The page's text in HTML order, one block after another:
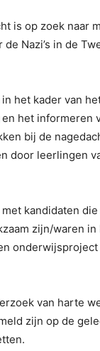
is op zoek naar
Nazi’s in de
het kader van
het informeren
bij de
door leerlingen
kandidaten
zijn/waren in
van harte
zijn op de